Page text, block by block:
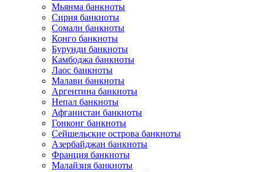
Мьянма банкноты
Сирия банкноты
Сомали банкноты
Конго банкноты
Бурунди банкноты
Камбоджа банкноты
Лаос банкноты
Малави банкноты
Аргентина банкноты
Непал банкноты
Афганистан банкноты
Гонконг банкноты
Сейшельские острова банкноты
Азербайджан банкноты
Франция банкноты
Малайзия банкноты